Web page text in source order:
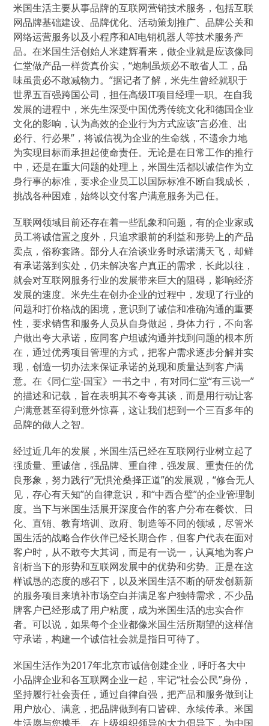
米国生活主要从事品牌的互联网营销技术服务，包括互联
网品牌基础建设、品牌优化、活动策划推广、品牌公关和
网络运营服务以及小程序和AI电销机器人等技术服务产
品。在米国生活创始人米建辉看来，做企业就是应该像同
仁堂做产品一样货真价实，“炮制虽烦必不敢省人工，品
味虽贵必不敢减物力。”据记者了解，米先生曾经就职于
世界五百强跨国公司，担任高级IT项目经理一职。在自我
发展的进程中，米先生深受中国优秀传统文化和德国企业
文化的影响，认为高效的企业行为方式应该“言必准、出
必行、行必果”，将诚信视为企业的生命线，不遗余力地
为实现目标而承担起使命责任。无论是在日常工作的推行
中，还是在重大问题的处理上，米国生活都以诚信作为立
身行事的标准，要求企业员工以国际标准不断自我成长，
挑战各种困难，始终以交付客户满意服务为己任。
互联网领域目前还存在着一些乱象和问题，有的企业家或
员工将诚信置之度外，只追求眼前的利益和形势上的产品
卖点，俗称套路。部分人在洽谈业务时承诺满天飞，却鲜
有承诺落到实处，仍未解决客户真正的需求，长此以往，
就会对互联网服务行业的发展带来巨大的阻碍，影响经济
发展的速度。米先生在创办企业的过程中，发现了行业的
问题和打价格战的困境，意识到了诚信和准确沟通的重要
性，要求销售和服务人员从自身做起，身体力行，不向客
户做出夸大承诺，应同客户坦诚沟通并找到问题的根本所
在，通过优秀项目管理的方式，把客户需求逐步分解并实
现，创造一切办法来保证承诺的兑现和质量达到客户满
意。在《同仁堂-国宝》一书之中，有对同仁堂“有三说一”
的描述和记载，旨在表明其不夸夸其谈，而是用行动让客
户满意甚至得到意外惊喜，这让我们想到一个三百多年的
品牌的做人之智。
经过近几年的发展，米国生活已经在互联网行业树立起了
强质量、重诚信，强品牌、重自律，强发展、重责任的优
良形象，努力践行“无惧沧桑择正道”的发展观，“修合无人
见，存心有天知”的自律意识，和“中西合璧”的企业管理制
度。当下与米国生活展开深度合作的客户分布在餐饮、日
化、直销、教育培训、政府、制造等不同的领域，尽管米
国生活的战略合作伙伴已经长期合作，但客户代表在面对
客户时，从不敢夸大其词，而是有一说一，认真地为客户
剖析当下的形势和互联网发展中的优势和劣势。正是在这
样诚恳的态度的感召下，以及米国生活不断的研发创新新
的服务项目来填补市场空白并满足客户独特需求，不少品
牌客户已经形成了用户粘度，成为米国生活的忠实合作
者。可以说，如果每个企业都像米国生活所期望的这样信
守承诺，构建一个诚信社会就是指日可待了。
米国生活作为2017年北京市诚信创建企业，呼吁各大中
小品牌企业和各互联网企业一起，牢记“社会公民”身份，
坚持履行社会责任，通过自律自强，把产品和服务做到让
用户放心、满意，把品牌做到有口皆碑、永续传承。米国
生活愿与您携手、在上级组织领导的大力倡导下，为中国